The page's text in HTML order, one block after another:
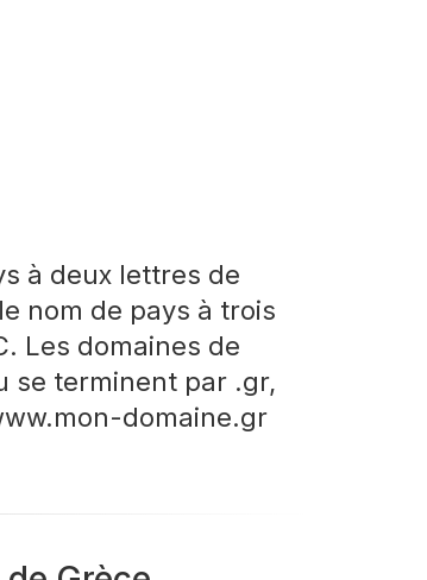
à deux lettres de
nom de pays à trois
Les domaines de
se terminent par .gr,
domaine.gr